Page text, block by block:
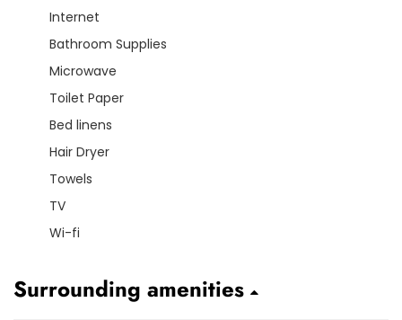
Internet
Bathroom Supplies
Microwave
Toilet Paper
Bed linens
Hair Dryer
Towels
TV
Wi-fi
Surrounding amenities